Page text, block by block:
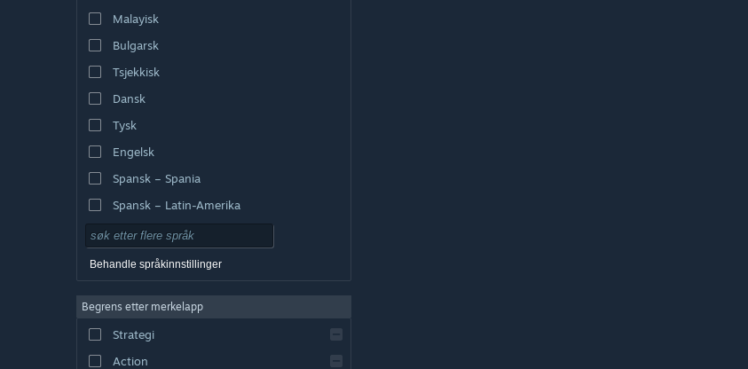
Malayisk
Bulgarsk
Tsjekkisk
Dansk
Tysk
Engelsk
Spansk – Spania
Spansk – Latin-Amerika
Behandle språkinnstillinger
Begrens etter merkelapp
Strategi
Action